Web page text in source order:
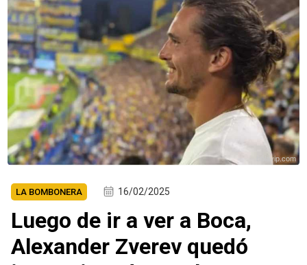
bolavip.com
LA BOMBONERA 16/02/2025
Luego de ir a ver a Boca,
Alexander Zverev quedó